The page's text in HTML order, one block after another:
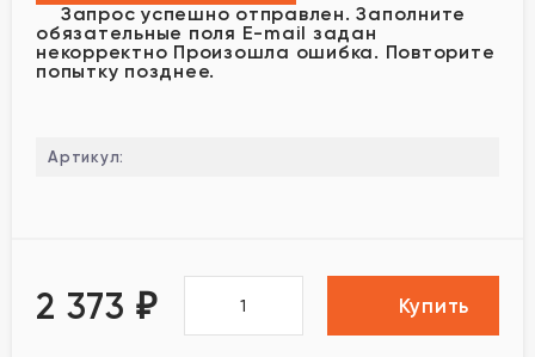
Запрос успешно отправлен. Заполните
обязательные поля E-mail задан
некорректно Произошла ошибка. Повторите
попытку позднее.
Артикул:
2 373 ₽ Купить